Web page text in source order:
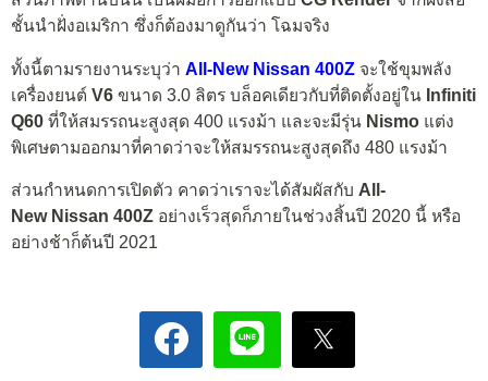
ชั้นนำฝั่งอเมริกา ซึ่งก็ต้องมาดูกันว่า โฉมจริง
ทั้งนี้ตามรายงานระบุว่า All-New Nissan 400Z จะใช้ขุมพลัง
เครื่องยนต์ V6 ขนาด 3.0 ลิตร บล็อคเดียวกับที่ติดตั้งอยู่ใน Infiniti
Q60 ที่ให้สมรรถนะสูงสุด 400 แรงม้า และจะมีรุ่น Nismo แต่ง
พิเศษตามออกมาที่คาดว่าจะให้สมรรถนะสูงสุดถึง 480 แรงม้า
ส่วนกำหนดการเปิดตัว คาดว่าเราจะได้สัมผัสกับ All-
New Nissan 400Z อย่างเร็วสุดก็ภายในช่วงสิ้นปี 2020 นี้ หรือ
อย่างช้าก็ต้นปี 2021